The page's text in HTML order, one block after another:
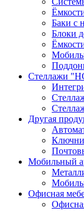
Баки с
Блоки
Стеллажи
Другая
Мобильный
Офисная